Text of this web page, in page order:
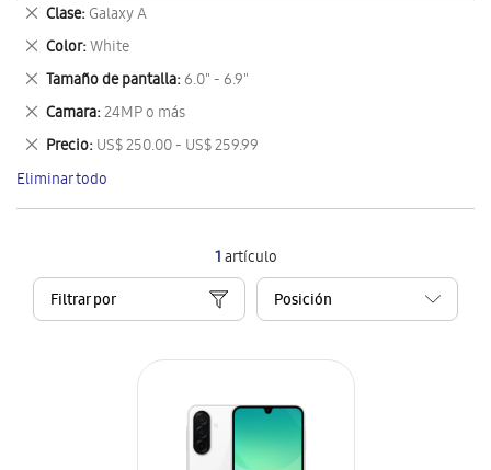
1artículo
Filtrar por
Clase Galaxy A
Eliminar
este
artículo
Color White
Eliminar
este
artículo
Tamaño de pantalla 6.0" - 6.9"
Eliminar
este
artículo
Camara 24MP o más
Eliminar
este
artículo
Precio US$ 250.00 - US$ 259.99
Eliminar
este
artículo
Eliminar todo